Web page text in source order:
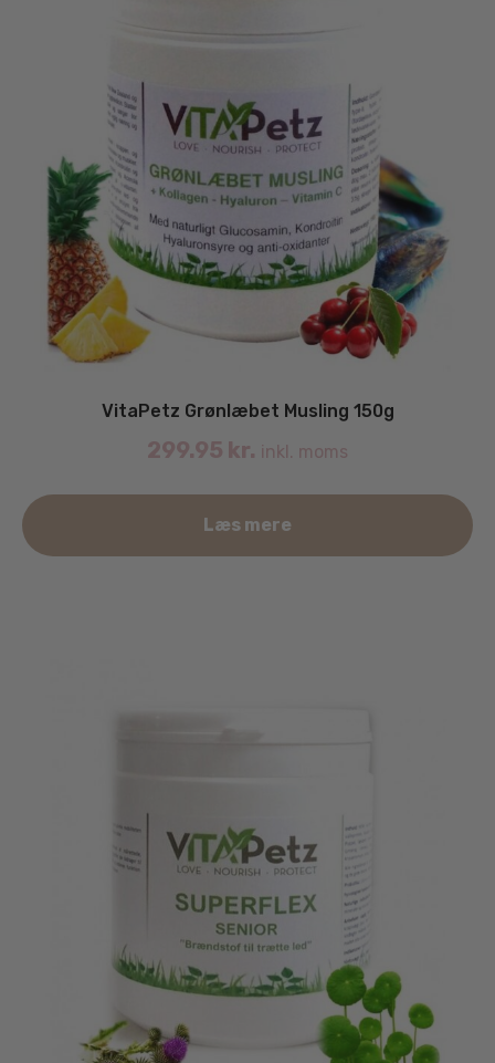
VitaPetz Grønlæbet Musling 150g
299.95 kr. inkl. moms
Læs mere